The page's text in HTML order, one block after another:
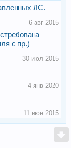
ЛС.
6 авг 2015
с пр.)
30 июл 2015
4 янв 2020
11 июн 2015